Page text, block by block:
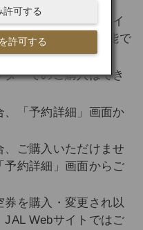
ンラインチェックイ
発の1時間前まで可能で
ーでのご購入はでき
「予約詳細」画面か
ご購入いただけませ
予約詳細」画面からご
を購入・変更され以
Webサイトではご
許可する
許可する